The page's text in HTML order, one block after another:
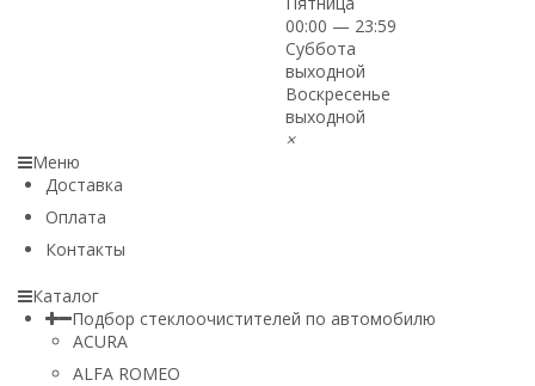
00:00 — 23:59
Суббота
выходной
Воскресенье
выходной
×
Меню
Доставка
Оплата
Контакты
Каталог
Подбор стеклоочистителей по автомобилю
ACURA
ALFA ROMEO